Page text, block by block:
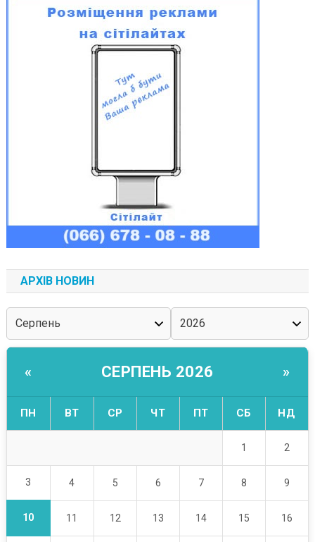
АРХІВ НОВИН
« СЕРПЕНЬ 2026 »
ПН ВТ СР ЧТ ПТ СБ НД
1 2
3 4 5 6 7 8 9
10 11 12 13 14 15 16